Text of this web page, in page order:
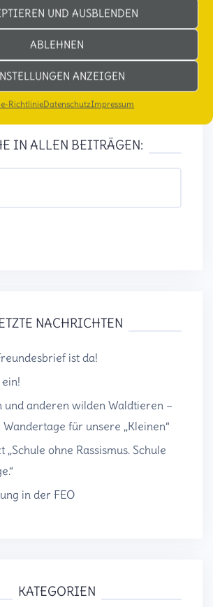
UND AUSBLENDEN
ABLEHNEN
ANZEIGEN
RichtlinieDatenschutzImpressum
IN ALLEN BEITRÄGEN:
NACHRICHTEN
ist da!
und anderen wilden Waldtieren –
Wandertage für unsere „Kleinen“
„Schule ohne Rassismus. Schule
in der FEO
KATEGORIEN